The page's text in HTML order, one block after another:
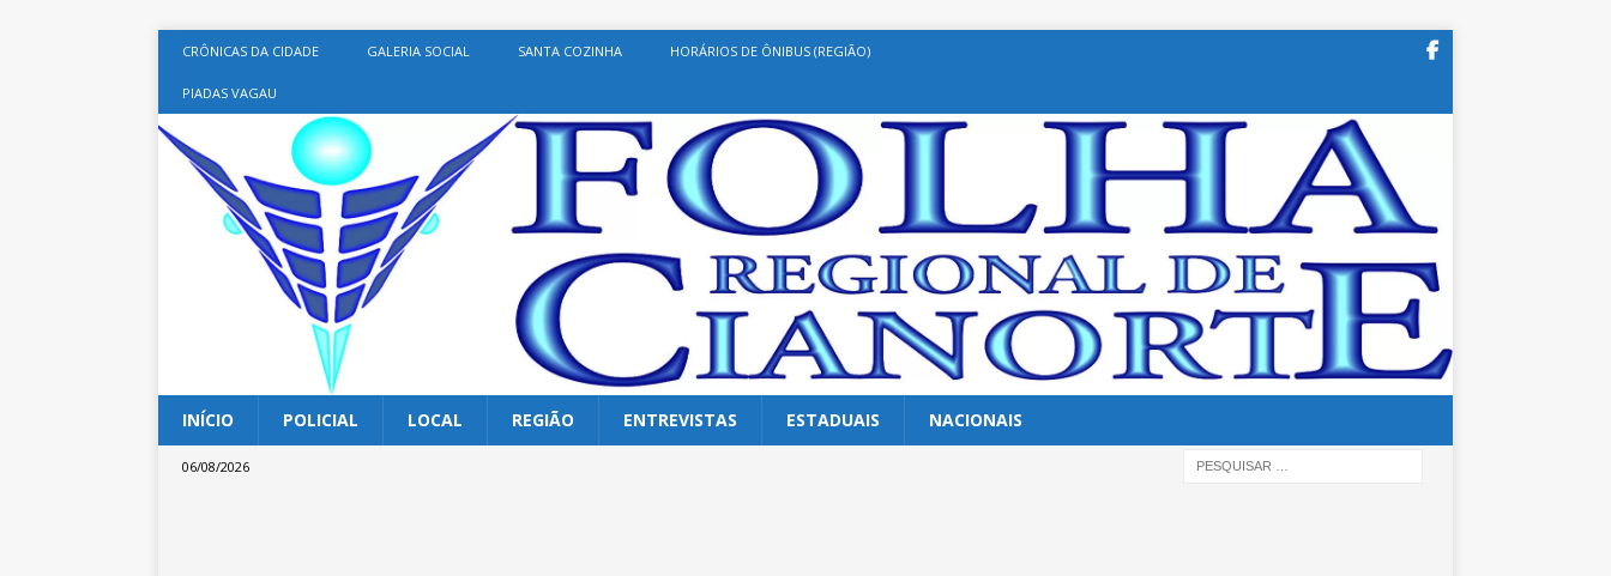
CRÔNICAS DA CIDADE GALERIA SOCIAL SANTA COZINHA HORÁRIOS DE ÔNIBUS (REGIÃO)
PIADAS VAGAU
INÍCIO POLICIAL LOCAL REGIÃO ENTREVISTAS ESTADUAIS NACIONAIS
06/08/2026